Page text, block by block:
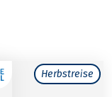
Herbstreise